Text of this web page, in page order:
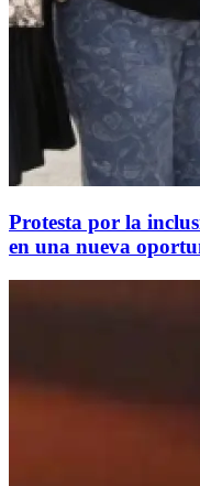
Protesta por la
en una nueva